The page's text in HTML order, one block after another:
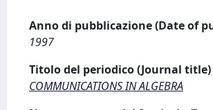
Anno di pubblicazione (Date of
1997
Titolo del periodico (Journal title)
COMMUNICATIONS IN ALGEBRA